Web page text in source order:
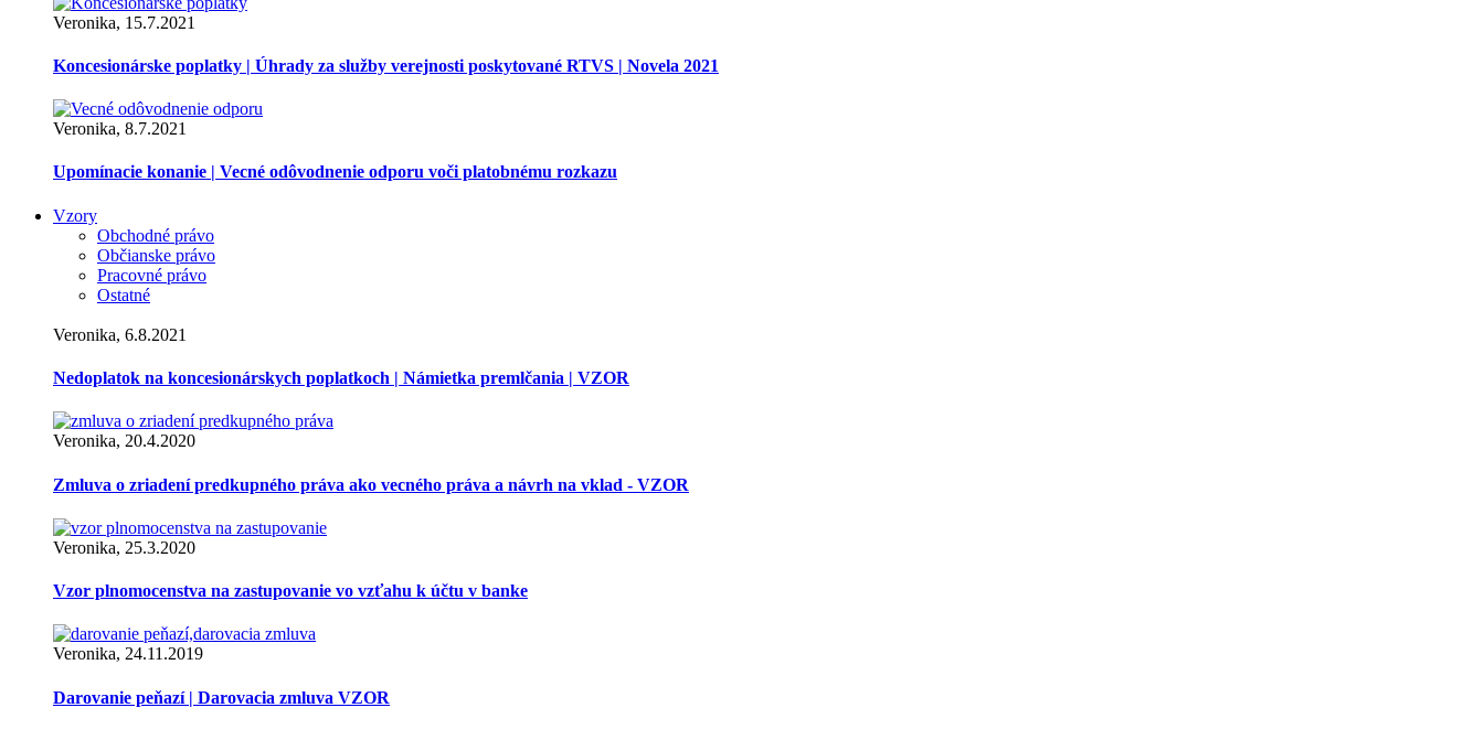
Veronika, 15.7.2021
Koncesionárske poplatky | Úhrady za služby verejnosti poskytované RTVS | Novela 2021
Veronika, 8.7.2021
Upomínacie konanie | Vecné odôvodnenie odporu voči platobnému rozkazu
Vzory
Obchodné právo
Občianske právo
Pracovné právo
Ostatné
Veronika, 6.8.2021
Nedoplatok na koncesionárskych poplatkoch | Námietka premlčania | VZOR
Veronika, 20.4.2020
Zmluva o zriadení predkupného práva ako vecného práva a návrh na vklad - VZOR
Veronika, 25.3.2020
Vzor plnomocenstva na zastupovanie vo vzťahu k účtu v banke
Veronika, 24.11.2019
Darovanie peňazí | Darovacia zmluva VZOR